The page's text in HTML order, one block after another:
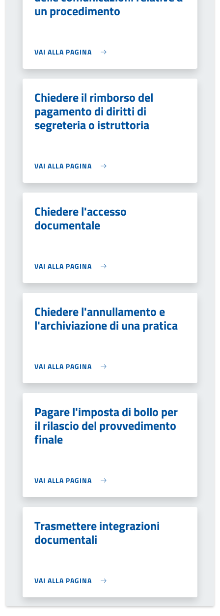
un procedimento
VAI ALLA PAGINA
Chiedere il rimborso del
pagamento di diritti di
segreteria o istruttoria
VAI ALLA PAGINA
Chiedere l'accesso
documentale
VAI ALLA PAGINA
Chiedere l'annullamento e
l'archiviazione di una pratica
VAI ALLA PAGINA
Pagare l'imposta di bollo per
il rilascio del provvedimento
finale
VAI ALLA PAGINA
Trasmettere integrazioni
documentali
VAI ALLA PAGINA